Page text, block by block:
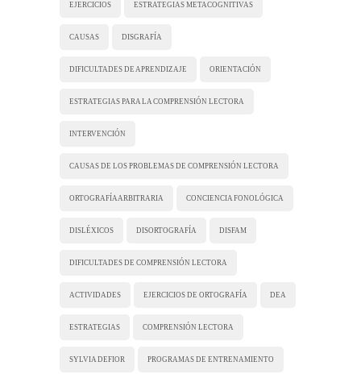
EJERCICIOS ESTRATEGIAS METACOGNITIVAS
CAUSAS DISGRAFÍA
DIFICULTADES DE APRENDIZAJE ORIENTACIÓN
ESTRATEGIAS PARA LA COMPRENSIÓN LECTORA
INTERVENCIÓN
CAUSAS DE LOS PROBLEMAS DE COMPRENSIÓN LECTORA
ORTOGRAFÍA ARBITRARIA CONCIENCIA FONOLÓGICA
DISLÉXICOS DISORTOGRAFÍA DISFAM
DIFICULTADES DE COMPRENSIÓN LECTORA
ACTIVIDADES EJERCICIOS DE ORTOGRAFÍA DEA
ESTRATEGIAS COMPRENSIÓN LECTORA
SYLVIA DEFIOR PROGRAMAS DE ENTRENAMIENTO